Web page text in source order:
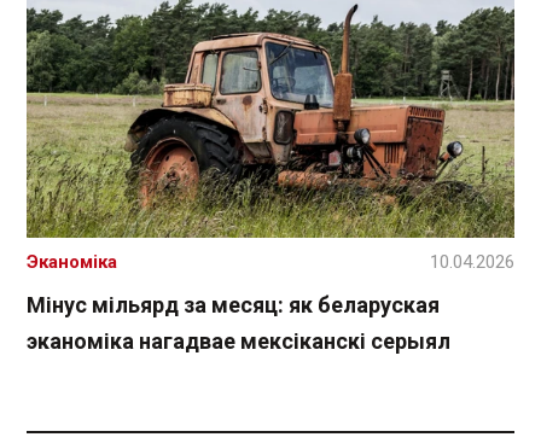
Мінус мільярд за месяц: як беларуская
эканоміка нагадвае мексіканскі серыял
Эканоміка 10.04.2026